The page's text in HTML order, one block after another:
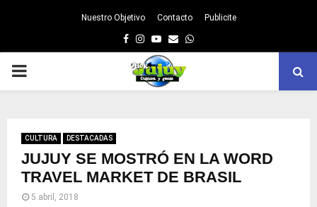
Nuestro Objetivo Contacto Publicite
Facebook
Instagram
Youtube
EmailWhatsapp
PRIMARY
CULTURA DESTACADAS
JUJUY SE MOSTRÓ EN LA WORD
TRAVEL MARKET DE BRASIL
5 abril, 2018